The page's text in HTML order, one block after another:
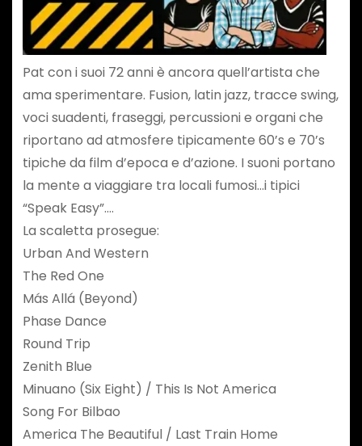
Pat con i suoi 72 anni è ancora quell’artista che
ama sperimentare. Fusion, latin jazz, tracce swing,
voci suadenti, fraseggi, percussioni e organi che
riportano ad atmosfere tipicamente 60’s e 70’s
tipiche da film d’epoca e d’azione. I suoni portano
la mente a viaggiare tra locali fumosi…i tipici
“Speak Easy”….
La scaletta prosegue:
Urban And Western
The Red One
Más Allá (Beyond)
Phase Dance
Round Trip
Zenith Blue
Minuano (Six Eight) / This Is Not America
Song For Bilbao
America The Beautiful / Last Train Home